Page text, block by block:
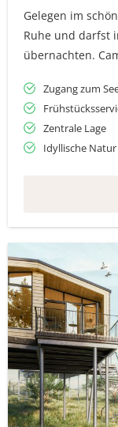
Gelegen im
Ruhe und darfst
übernachten.
Zugang zum
Zentrale Lage
Idyllische Natur